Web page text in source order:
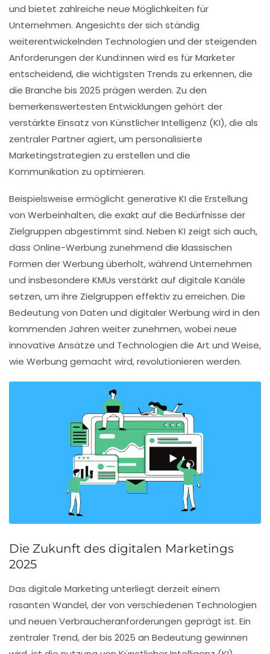
und bietet zahlreiche neue Möglichkeiten für
Unternehmen. Angesichts der sich ständig
weiterentwickelnden Technologien und der steigenden
Anforderungen der Kund:innen wird es für Marketer
entscheidend, die wichtigsten Trends zu erkennen, die
die Branche bis 2025 prägen werden. Zu den
bemerkenswertesten Entwicklungen gehört der
verstärkte Einsatz von Künstlicher Intelligenz (KI), die als
zentraler Partner agiert, um personalisierte
Marketingstrategien zu erstellen und die
Kommunikation zu optimieren.
Beispielsweise ermöglicht generative KI die Erstellung
von Werbeinhalten, die exakt auf die Bedürfnisse der
Zielgruppen abgestimmt sind. Neben KI zeigt sich auch,
dass Online-Werbung zunehmend die klassischen
Formen der Werbung überholt, während Unternehmen
und insbesondere KMUs verstärkt auf digitale Kanäle
setzen, um ihre Zielgruppen effektiv zu erreichen. Die
Bedeutung von Daten und digitaler Werbung wird in den
kommenden Jahren weiter zunehmen, wobei neue
innovative Ansätze und Technologien die Art und Weise,
wie Werbung gemacht wird, revolutionieren werden.
Die Zukunft des digitalen Marketings
2025
Das digitale Marketing unterliegt derzeit einem
rasanten Wandel, der von verschiedenen Technologien
und neuen Verbraucheranforderungen geprägt ist. Ein
zentraler Trend, der bis 2025 an Bedeutung gewinnen